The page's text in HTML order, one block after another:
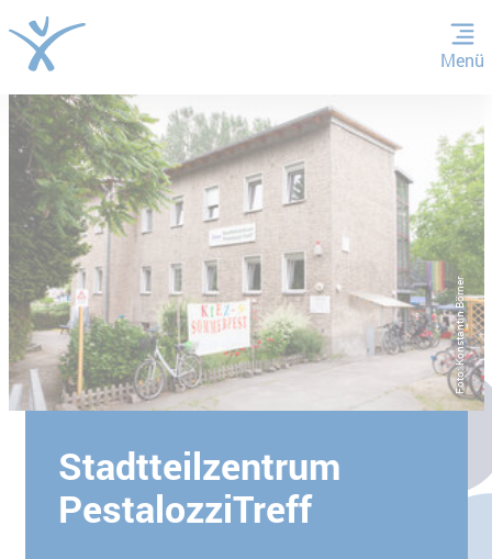
ZUM HAUPTINHALT SPRINGEN
ZUR SUCHE SPRINGEN
Menü
Stadtteilzentrum
PestalozziTreff
Foto: Konstantin Börner